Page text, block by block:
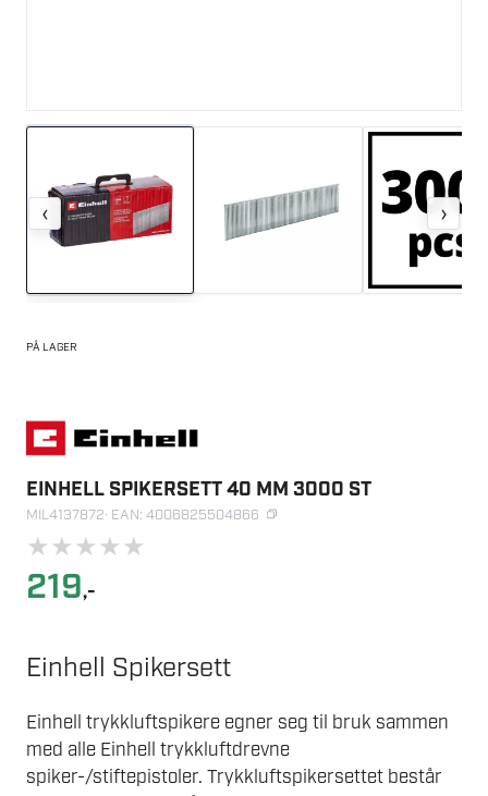
‹ ›
PÅ LAGER
EINHELL SPIKERSETT 40 MM 3000 ST
MIL4137872· EAN: 4006825504866
★★★★★
219,-
Einhell Spikersett
Einhell trykkluftspikere egner seg til bruk sammen
med alle Einhell trykkluftdrevne
spiker-/stiftepistoler. Trykkluftspikersettet består